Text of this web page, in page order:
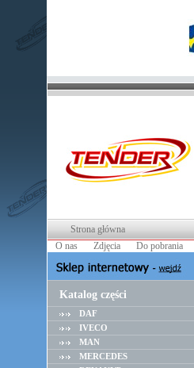
Strona główna
O nas
Zdjęcia Do pobrania
Katalog części
DAF
IVECO
MAN
MERCEDES